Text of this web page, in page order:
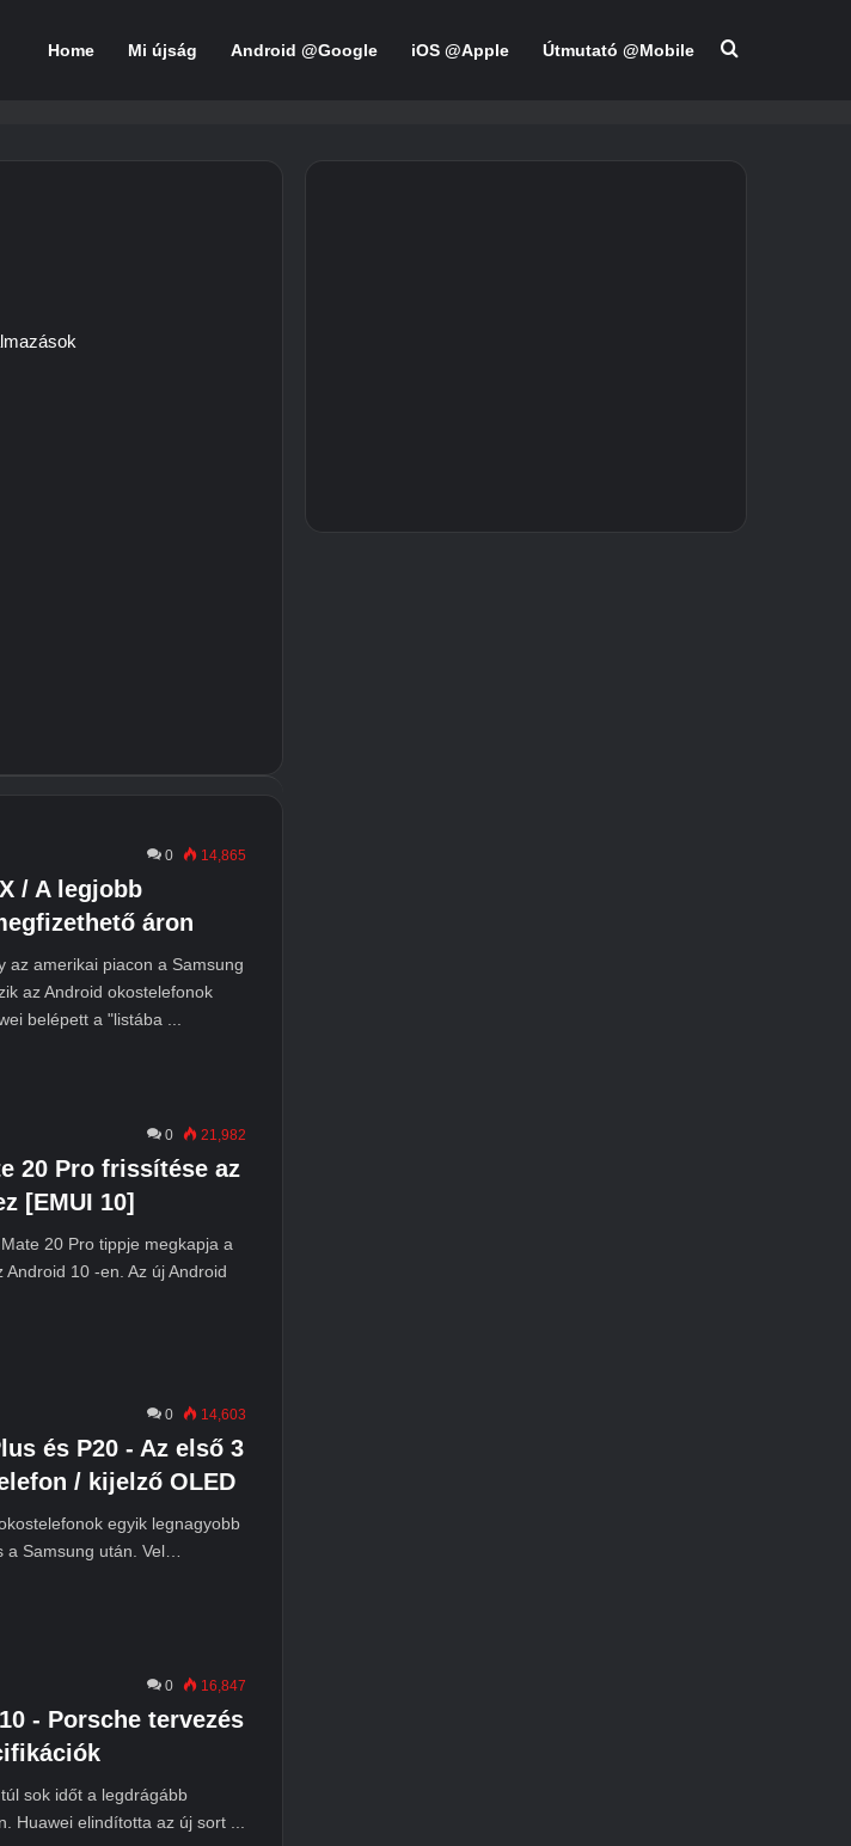
Home Mi újság Android @Google iOS @Apple Útmutató @Mobile
0 14,865
/ A legjobb
áron
az amerikai piacon a Samsung
az Android okostelefonok
belépett a "listába ...
0 21,982
20 Pro frissítése az
[EMUI 10]
20 Pro tippje megkapja a
10 -en. Az új Android
0 14,603
és P20 - Az első 3
/ kijelző OLED
egyik legnagyobb
a Samsung után. Vel…
0 16,847
- Porsche tervezés
sok időt a legdrágább
Huawei elindította az új sort ...